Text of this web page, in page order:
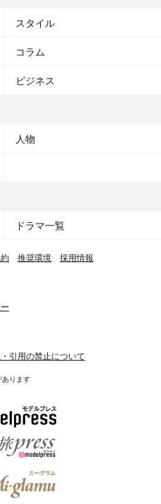
スタイル
コラム
ビジネス
人物
ドラマ一覧
推奨環境 採用情報
引用の禁止について
あります